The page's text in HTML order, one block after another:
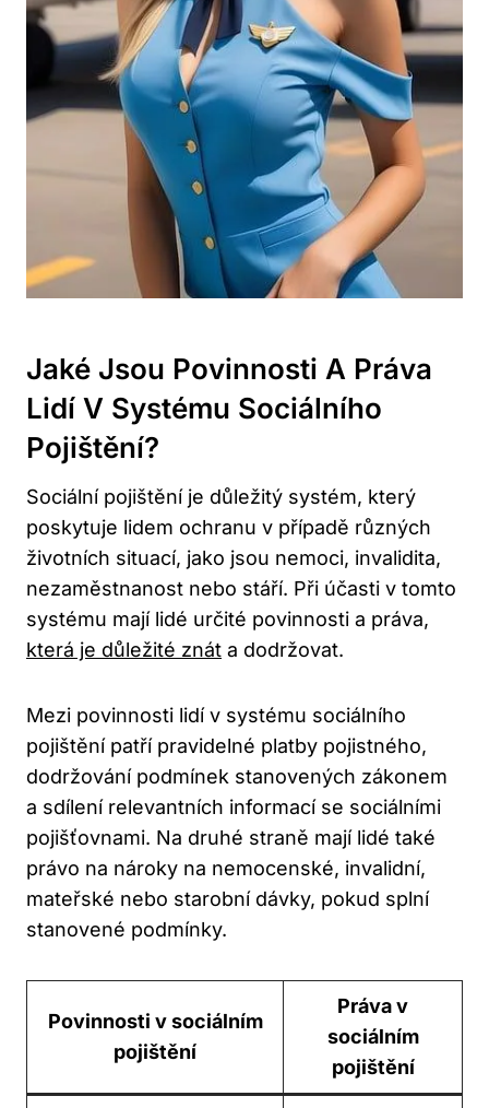
Jaké Jsou Povinnosti A Práva
Lidí V Systému Sociálního
Pojištění?
Sociální pojištění je důležitý systém, který
poskytuje lidem ochranu v případě různých
životních situací, jako jsou nemoci, invalidita,
nezaměstnanost nebo stáří. Při účasti v tomto
systému mají lidé určité povinnosti a práva,
která je důležité znát a dodržovat.
Mezi povinnosti lidí v systému sociálního
pojištění patří pravidelné platby pojistného,
dodržování podmínek stanovených zákonem
a sdílení relevantních informací se sociálními
pojišťovnami. Na druhé straně mají lidé také
právo na nároky na nemocenské, invalidní,
mateřské nebo starobní dávky, pokud splní
stanovené podmínky.
Povinnosti v sociálním
pojištění
Práva v
sociálním
pojištění